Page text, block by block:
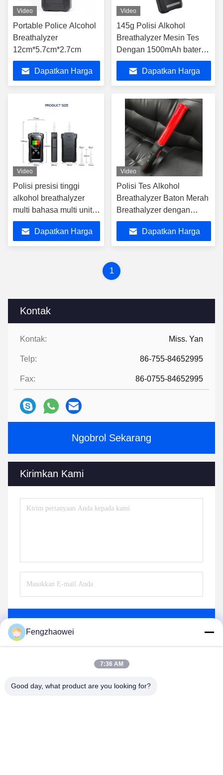
Kontak
Kontak: Miss. Yan
Telp: 86-755-84652995
Fax: 86-0755-84652995
Ngobrol Sekarang
Kirimkan Kami
Video
Portable Police Alcohol
Breathalyzer
12cm*5.7cm*2.7cm
Dapatkan Harga
Video
145g Polisi Alkohol
Breathalyzer Mesin Tes
Dengan 1500mAh baterai
lithium isi ulang
Dapatkan Harga
Video
Polisi presisi tinggi
alkohol breathalyzer
multi bahasa multi unit
dengan sensor sel
bahan bakar
Dapatkan Harga
Video
Polisi Tes Alkohol
Breathalyzer Baton Merah
Breathalyzer dengan
Pengumuman Suara
Dapatkan Harga
1
Fengzhaowei
7:36 AM
Good day, what product are you looking for?